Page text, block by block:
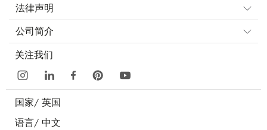
法律声明
公司简介
关注我们
国家/ 英国
语言/ 中文